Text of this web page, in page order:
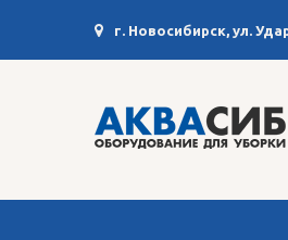
г. Новосибирск, ул.